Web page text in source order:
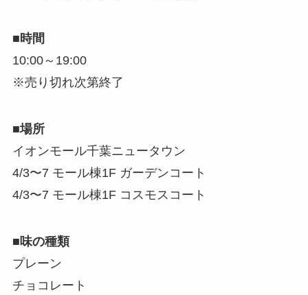
■時間
10:00～19:00
※売り切れ次第終了
■場所
イオンモール千葉ニュータウン
4/3〜7 モール棟1F ガーデンコート
4/3〜7 モール棟1F コスモスコート
■味の種類
プレーン
チョコレート